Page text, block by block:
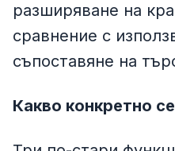
разширяване на
сравнение с
съпоставяне на
Какво конкретно